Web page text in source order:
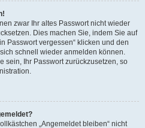
zwar Ihr altes Passwort nicht wieder
Dies machen Sie, indem Sie auf
Passwort vergessen“ klicken und den
schnell wieder anmelden können.
sein, Ihr Passwort zurückzusetzen, so
„Angemeldet bleiben“ nicht